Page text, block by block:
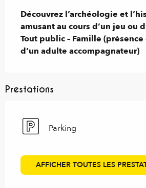
Découvrez l’archéologie et
amusant au cours d’un jeu ou
Tout public – Famille
d’un adulte accompagnateur)
Prestations
Parking
AFFICHER TOUTES LES